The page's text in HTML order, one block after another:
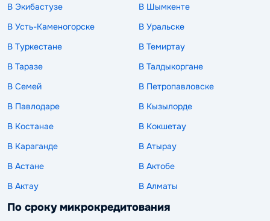
В Экибастузе
В Шымкенте
В Усть-Каменогорске
В Уральске
В Туркестане
В Темиртау
В Таразе
В Талдыкоргане
В Семей
В Петропавловске
В Павлодаре
В Кызылорде
В Костанае
В Кокшетау
В Караганде
В Атырау
В Астане
В Актобе
В Актау
В Алматы
По сроку микрокредитования